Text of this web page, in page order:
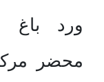
ورد
محضر